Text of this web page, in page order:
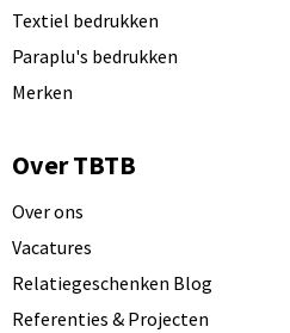
Textiel bedrukken
Paraplu's bedrukken
Merken
Over TBTB
Over ons
Vacatures
Relatiegeschenken Blog
Referenties & Projecten